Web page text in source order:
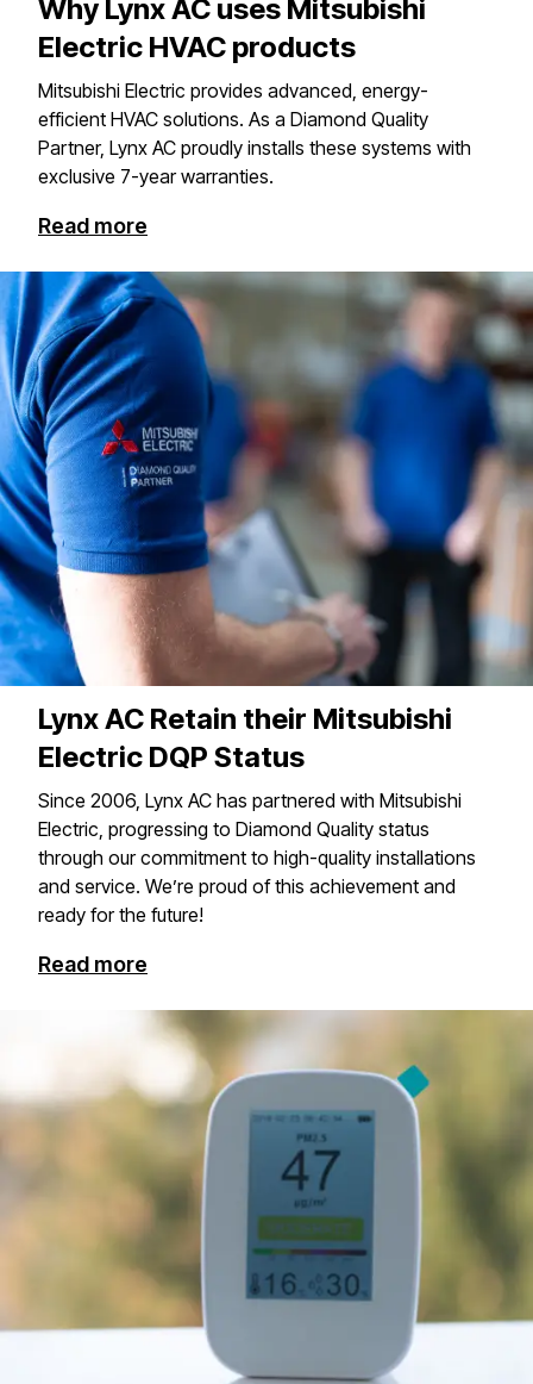
Why Lynx AC uses Mitsubishi
Electric HVAC products
Mitsubishi Electric provides advanced, energy-
efficient HVAC solutions. As a Diamond Quality
Partner, Lynx AC proudly installs these systems with
exclusive 7-year warranties.​​​​‌ ‍ ​‍​‍‌‍ ‌ ​‍‌‍‍‌‌‍‌ ‌‍‍‌‌‍ ‍​‍​‍​ ‍‍​‍​‍‌ ​ ‌‍​‌‌‍ ‍‌‍‍‌‌ ‌​‌ ‍‌​‍ ‍‌‍‍‌‌‍ ​‍​‍​‍ ​​‍​‍‌‍‍​‌ ​‍‌‍‌‌‌‍‌‍​‍​‍​ ‍‍​‍​‍​‍ ‌‍​‌‌‍‌​‌‍ ‌‌‍‍‌‌‍ ‍​‍ ‌‍‍‌‌‍ ‍‌ ‌​‌‍‌‌‌‍ ‍‌ ‌​​‍ ‌‍‌‌‌‍‌​‌‍‍‌‌ ‌​​‍ ‌‍ ‌‌‍ ‌‍‌​‌‍‌‌​ ‌‌ ​​‌ ​‍‌‍‌‌‌ ​ ‌‍‌‌‌‍ ‍‌ ‌​‌‍​‌‌ ‌​‌‍‍‌‌‍ ‌‍ ‍​ ‍ ‌‍‍‌‌‍‌​​ ‌​ ​​​ ‌ ​ ​ ​ ​‍​ ​‌​ ‍‌​ ‍‌‌‍​‍​‍ ‌‌‍​‍‌‍‌‍​ ‌‌‌‍​ ​‍ ‌​ ‌​​ ​ ‌‍‌​​ ​ ​‍ ‌​ ‍​​ ​​‌‍‌‌​ ‍​​‍ ‌​ ‍​​ ​‍‌‍‌‌​ ‌‌​ ‍‌​ ​​‌‍​‌‌‍‌‍​ ​​‌‍​‌​ ​​‌‍‌‍​ ‍ ‌ ‌​‌ ‍‌‌ ​​‌‍‌‌​ ‌‌ ​​‌‍ ‌ ​ ‌ ‌​​ ‍ ‌ ​​‌‍​‌‌ ‌​‌‍‍​​ ‌‌ ​ ‌‍‍​‌‍ ‌ ​‍‌ ‌​‌​‌​‌‍‌‌‌ ​ ‌‍​ ‌ ​‍‌‍‍‌‌ ​​‌ ‌​‌‍‍‌‌‍ ‌‍ ‍​ ‌‍​‍‌‍​‌‌ ​ ‌‍‌‌‌‌‌‌‌ ​‍‌‍ ​​ ‌​‍‌‌​ ​‍‌​‌‍‌‍​‌‌‍‌​‌‍ ‌‌‍‍‌‌‍ ‍​‍‌‍‌‍‍‌‌‍‌​​ ‌​ ​​​ ‌ ​ ​ ​ ​‍​ ​‌​ ‍‌​ ‍‌‌‍​‍​‍ ‌‌‍​‍‌‍‌‍​ ‌‌‌‍​ ​‍ ‌​ ‌​​ ​ ‌‍‌​​ ​ ​‍ ‌​ ‍​​ ​​‌‍‌‌​ ‍​​‍ ‌​ ‍​​ ​‍‌‍‌‌​ ‌‌​ ‍‌​ ​​‌‍​‌‌‍‌‍​ ​​‌‍​‌​ ​​‌‍‌‍​‍‌‍‌ ‌​‌ ‍‌‌ ​​‌‍‌‌​ ‌‌ ​​‌‍ ‌ ​ ‌ ‌​​‍‌‍‌ ​​‌‍​‌‌ ‌​‌‍‍​​ ‌‌ ​ ‌‍‍​‌‍ ‌ ​‍‌ ‌​‌​‌​‌‍‌‌‌ ​ ‌‍​ ‌ ​‍‌‍‍‌‌ ​​‌ ‌​‌‍‍‌‌‍ ‌‍ ‍​‍​‍‌ ‌
Read more
Lynx AC Retain their Mitsubishi
Electric DQP Status
Since 2006, Lynx AC has partnered with Mitsubishi
Electric, progressing to Diamond Quality status
through our commitment to high-quality installations
and service. We’re proud of this achievement and
ready for the future!​​​​‌ ‍ ​‍​‍‌‍ ‌ ​‍‌‍‍‌‌‍‌ ‌‍‍‌‌‍ ‍​‍​‍​ ‍‍​‍​‍‌ ​ ‌‍​‌‌‍ ‍‌‍‍‌‌ ‌​‌ ‍‌​‍ ‍‌‍‍‌‌‍ ​‍​‍​‍ ​​‍​‍‌‍‍​‌ ​‍‌‍‌‌‌‍‌‍​‍​‍​ ‍‍​‍​‍​‍ ‌‍​‌‌‍‌​‌‍ ‌‌‍‍‌‌‍ ‍​‍ ‌‍‍‌‌‍ ‍‌ ‌​‌‍‌‌‌‍ ‍‌ ‌​​‍ ‌‍‌‌‌‍‌​‌‍‍‌‌ ‌​​‍ ‌‍ ‌‌‍ ‌‍‌​‌‍‌‌​ ‌‌ ​​‌ ​‍‌‍‌‌‌ ​ ‌‍‌‌‌‍ ‍‌ ‌​‌‍​‌‌ ‌​‌‍‍‌‌‍ ‌‍ ‍​ ‍ ‌‍‍‌‌‍‌​​ ‌‌‍​‍‌‍‌‍​ ​‍​ ‍‌​ ​‌​ ‌ ​ ‌‍​ ‍​​‍ ‌‌‍​‌​ ‌‌‌‍​ ‌‍​‍​‍ ‌​ ‌​​ ​ ‌‍‌‌‌‍​‌​‍ ‌‌‍​‌​ ‌‌​ ‌ ​ ‌‌​‍ ‌‌‍‌​​ ​ ‌‍‌‌​ ‌ ​ ‌ ​ ​​​ ‌​​ ​​​ ‌​​ ‍​​ ‌ ‌‍‌‌​ ‍ ‌ ‌​‌ ‍‌‌ ​​‌‍‌‌​ ‌‌ ​​‌‍ ‌ ​ ‌ ‌​​ ‍ ‌ ​​‌‍​‌‌ ‌​‌‍‍​​ ‌‌ ​ ‌‍‍​‌‍ ‌ ​‍‌ ‌​‌​‌​‌‍‌‌‌ ​ ‌‍​ ‌ ​‍‌‍‍‌‌ ​​‌ ‌​‌‍‍‌‌‍ ‌‍ ‍​ ‌‍​‍‌‍​‌‌ ​ ‌‍‌‌‌‌‌‌‌ ​‍‌‍ ​​ ‌​‍‌‌​ ​‍‌​‌‍‌‍​‌‌‍‌​‌‍ ‌‌‍‍‌‌‍ ‍​‍‌‍‌‍‍‌‌‍‌​​ ‌‌‍​‍‌‍‌‍​ ​‍​ ‍‌​ ​‌​ ‌ ​ ‌‍​ ‍​​‍ ‌‌‍​‌​ ‌‌‌‍​ ‌‍​‍​‍ ‌​ ‌​​ ​ ‌‍‌‌‌‍​‌​‍ ‌‌‍​‌​ ‌‌​ ‌ ​ ‌‌​‍ ‌‌‍‌​​ ​ ‌‍‌‌​ ‌ ​ ‌ ​ ​​​ ‌​​ ​​​ ‌​​ ‍​​ ‌ ‌‍‌‌​‍‌‍‌ ‌​‌ ‍‌‌ ​​‌‍‌‌​ ‌‌ ​​‌‍ ‌ ​ ‌ ‌​​‍‌‍‌ ​​‌‍​‌‌ ‌​‌‍‍​​ ‌‌ ​ ‌‍‍​‌‍ ‌ ​‍‌ ‌​‌​‌​‌‍‌‌‌ ​ ‌‍​ ‌ ​‍‌‍‍‌‌ ​​‌ ‌​‌‍‍‌‌‍ ‌‍ ‍​‍​‍‌ ‌
Read more